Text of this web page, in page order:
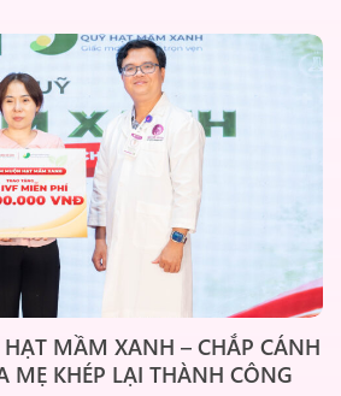
MẦM XANH – CHẮP CÁNH
MẸ KHÉP LẠI THÀNH CÔNG